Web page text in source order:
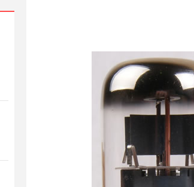
NEUTRIK NC3FXX Connecteur
XLR Femelle 3 Pôles...
[GRADE B] DAYTON AUDIO
MKSX4 Enceinte Subwoofer...
AUDIOPHONICS DA-S250NC
Amplificateur Intégré...